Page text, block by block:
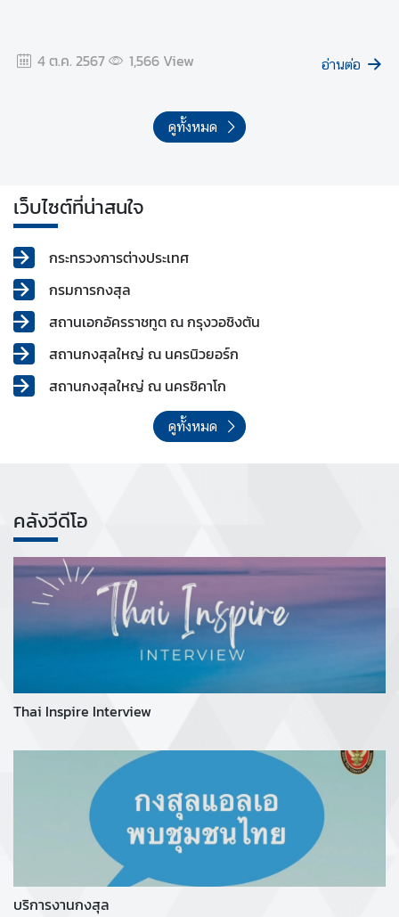
4 ต.ค. 2567 1,566View อ่านต่อ
ดูทั้งหมด
เว็บไซต์ที่น่าสนใจ
กระทรวงการต่างประเทศ
กรมการกงสุล
สถานเอกอัครราชทูต ณ กรุงวอชิงตัน
สถานกงสุลใหญ่ ณ นครนิวยอร์ก
สถานกงสุลใหญ่ ณ นครชิคาโก
ดูทั้งหมด
คลังวีดีโอ
Thai Inspire Interview
บริการงานกงสุล